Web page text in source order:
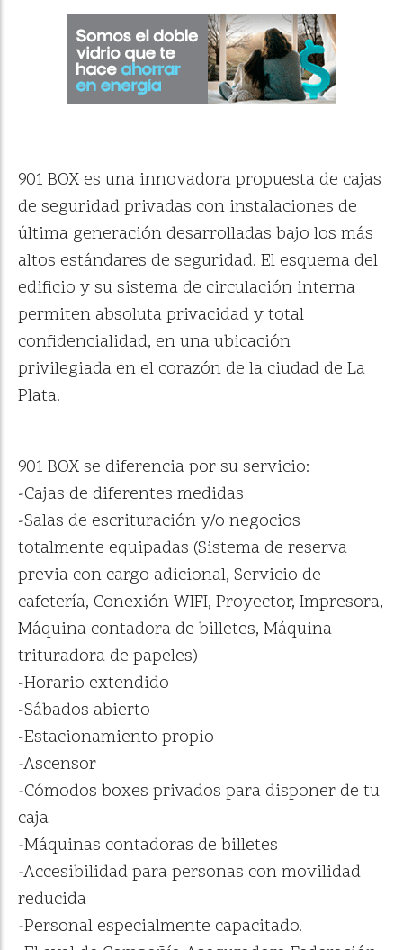
901 BOX es una innovadora propuesta de cajas
de seguridad privadas con instalaciones de
última generación desarrolladas bajo los más
altos estándares de seguridad. El esquema del
edificio y su sistema de circulación interna
permiten absoluta privacidad y total
confidencialidad, en una ubicación
privilegiada en el corazón de la ciudad de La
Plata.
901 BOX se diferencia por su servicio:
-Cajas de diferentes medidas
-Salas de escrituración y/o negocios
totalmente equipadas (Sistema de reserva
previa con cargo adicional, Servicio de
cafetería, Conexión WIFI, Proyector, Impresora,
Máquina contadora de billetes, Máquina
trituradora de papeles)
-Horario extendido
-Sábados abierto
-Estacionamiento propio
-Ascensor
-Cómodos boxes privados para disponer de tu
caja
-Máquinas contadoras de billetes
-Accesibilidad para personas con movilidad
reducida
-Personal especialmente capacitado.